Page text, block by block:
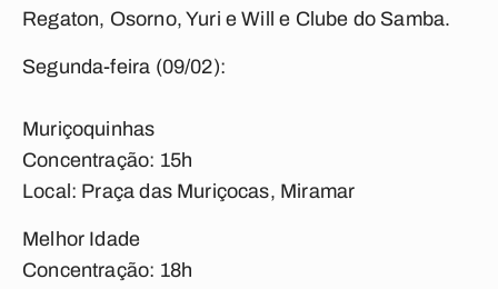
Regaton, Osorno, Yuri e Will e Clube do Samba.
Segunda-feira (09/02):
Muriçoquinhas
Concentração: 15h
Local: Praça das Muriçocas, Miramar
Melhor Idade
Concentração: 18h